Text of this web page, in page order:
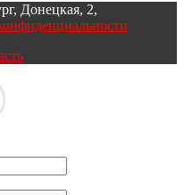
Донецкая, 2,